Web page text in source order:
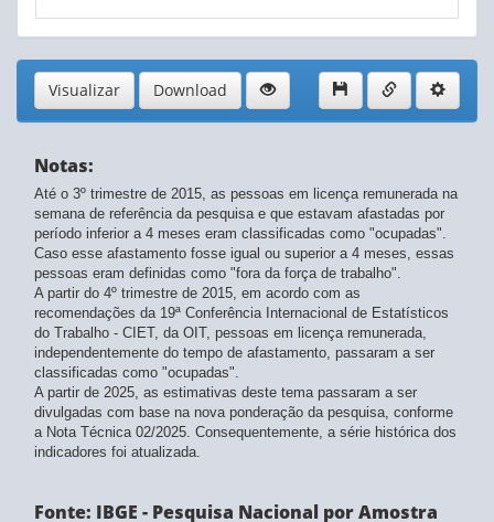
Visualizar Download
Notas:
Até o 3º trimestre de 2015, as pessoas em licença remunerada na
semana de referência da pesquisa e que estavam afastadas por
período inferior a 4 meses eram classificadas como "ocupadas".
Caso esse afastamento fosse igual ou superior a 4 meses, essas
pessoas eram definidas como "fora da força de trabalho".
A partir do 4º trimestre de 2015, em acordo com as
recomendações da 19ª Conferência Internacional de Estatísticos
do Trabalho - CIET, da OIT, pessoas em licença remunerada,
independentemente do tempo de afastamento, passaram a ser
classificadas como "ocupadas".
A partir de 2025, as estimativas deste tema passaram a ser
divulgadas com base na nova ponderação da pesquisa, conforme
a Nota Técnica 02/2025. Consequentemente, a série histórica dos
indicadores foi atualizada.
Fonte: IBGE - Pesquisa Nacional por Amostra